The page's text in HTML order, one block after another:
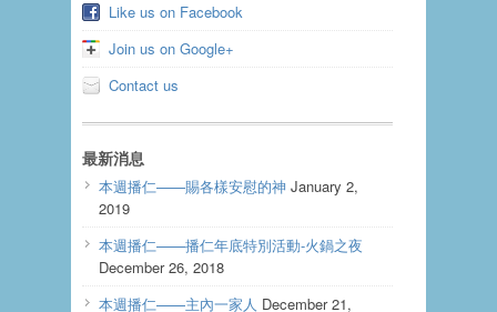
Like us on Facebook
Join us on Google+
Contact us
最新消息
本週播仁——賜各樣安慰的神 January 2,
2019
本週播仁——播仁年底特別活動-火鍋之夜
December 26, 2018
本週播仁——主內一家人 December 21,